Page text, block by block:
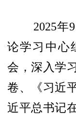
2025年
论学习中心
会，深入学
卷、《习近
近平总书记